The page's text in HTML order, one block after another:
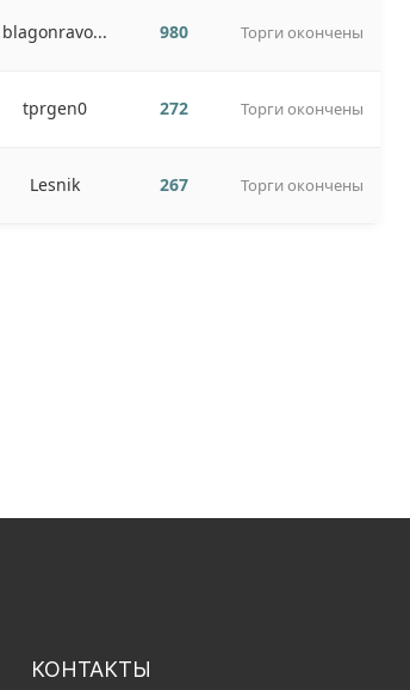
blagonravo... 980 Торги окончены
tprgen0 272 Торги окончены
Lesnik 267 Торги окончены
КОНТАКТЫ